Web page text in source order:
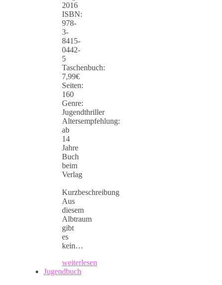
2016
ISBN:
978-
3-
8415-
0442-
5
Taschenbuch:
7,99€
Seiten:
160
Genre:
Jugendthriller
Altersempfehlung:
ab
14
Jahre
Buch
beim
Verlag
Kurzbeschreibung
Aus
diesem
Albtraum
gibt
es
kein…
weiterlesen
Jugendbuch